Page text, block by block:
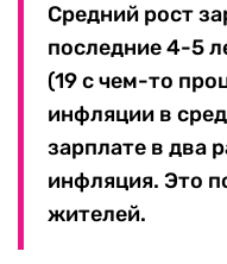
Средний рост
последние 4-5
(19 с чем-то
инфляции в
зарплате в два
инфляция. Это
жителей.